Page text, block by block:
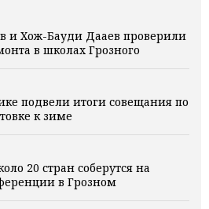
и Хож-Бауди Дааев проверили
в школах Грозного
подвели итоги совещания по
к зиме
20 стран соберутся на
в Грозном